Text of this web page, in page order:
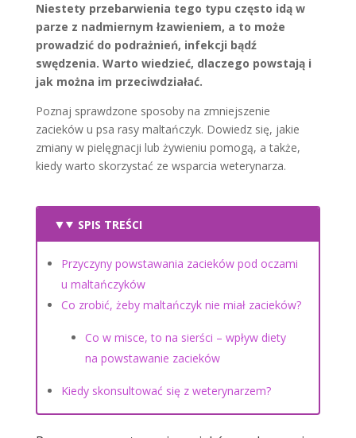
Niestety przebarwienia tego typu często idą w
parze z nadmiernym łzawieniem, a to może
prowadzić do podrażnień, infekcji bądź
swędzenia. Warto wiedzieć, dlaczego powstają i
jak można im przeciwdziałać.
Poznaj sprawdzone sposoby na zmniejszenie
zacieków u psa rasy maltańczyk. Dowiedz się, jakie
zmiany w pielęgnacji lub żywieniu pomogą, a także,
kiedy warto skorzystać ze wsparcia weterynarza.
SPIS TREŚCI
Przyczyny powstawania zacieków pod oczami
u maltańczyków
Co zrobić, żeby maltańczyk nie miał zacieków?
Co w misce, to na sierści – wpływ diety
na powstawanie zacieków
Kiedy skonsultować się z weterynarzem?